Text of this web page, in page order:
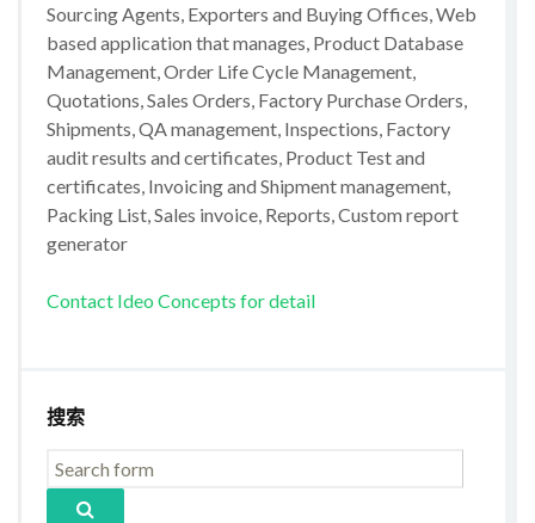
Sourcing Agents, Exporters and Buying Offices, Web
based application that manages, Product Database
Management, Order Life Cycle Management,
Quotations, Sales Orders, Factory Purchase Orders,
Shipments, QA management, Inspections, Factory
audit results and certificates, Product Test and
certificates, Invoicing and Shipment management,
Packing List, Sales invoice, Reports, Custom report
generator
Contact Ideo Concepts for detail
搜索